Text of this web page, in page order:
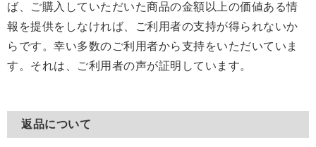
ば、ご購入していただいた商品の金額以上の価値ある情
報を提供をしなければ、ご利用者の支持が得られないか
らです。幸い多数のご利用者から支持をいただいていま
す。それは、ご利用者の声が証明しています。
返品について